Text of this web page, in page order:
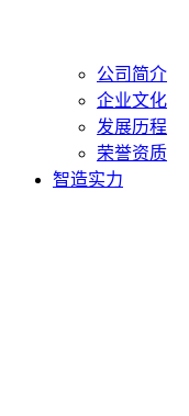
公司简介
企业文化
发展历程
荣誉资质
智造实力